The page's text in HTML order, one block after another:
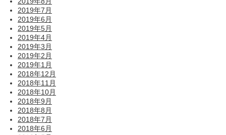
2019年7月
2019年6月
2019年5月
2019年4月
2019年3月
2019年2月
2019年1月
2018年12月
2018年11月
2018年10月
2018年9月
2018年8月
2018年7月
2018年6月